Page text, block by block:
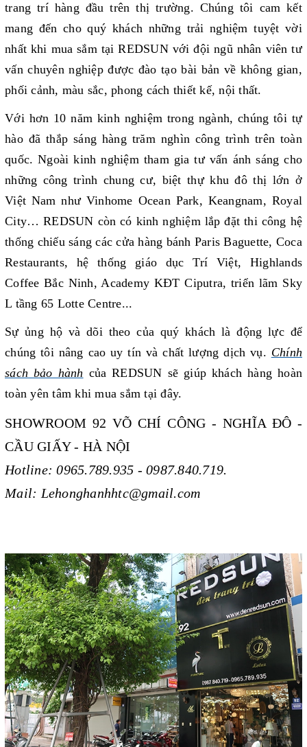
trang trí hàng đầu trên thị trường. Chúng tôi cam kết
mang đến cho quý khách những trải nghiệm tuyệt vời
nhất khi mua sắm tại REDSUN với đội ngũ nhân viên tư
vấn chuyên nghiệp được đào tạo bài bản về không gian,
phối cảnh, màu sắc, phong cách thiết kế, nội thất.
Với hơn 10 năm kinh nghiệm trong ngành, chúng tôi tự
hào đã thắp sáng hàng trăm nghìn công trình trên toàn
quốc. Ngoài kinh nghiệm tham gia tư vấn ánh sáng cho
những công trình chung cư, biệt thự khu đô thị lớn ở
Việt Nam như Vinhome Ocean Park, Keangnam, Royal
City… REDSUN còn có kinh nghiệm lắp đặt thi công hệ
thống chiếu sáng các cửa hàng bánh Paris Baguette, Coca
Restaurants, hệ thống giáo dục Trí Việt, Highlands
Coffee Bắc Ninh, Academy KĐT Ciputra, triển lãm Sky
L tầng 65 Lotte Centre...
Sự ủng hộ và dõi theo của quý khách là động lực để
chúng tôi nâng cao uy tín và chất lượng dịch vụ. Chính
sách bảo hành của REDSUN sẽ giúp khách hàng hoàn
toàn yên tâm khi mua sắm tại đây.
SHOWROOM 92 VÕ CHÍ CÔNG - NGHĨA ĐÔ -
CẦU GIẤY - HÀ NỘI
Hotline: 0965.789.935 - 0987.840.719.
Mail: Lehonghanhhtc@gmail.com